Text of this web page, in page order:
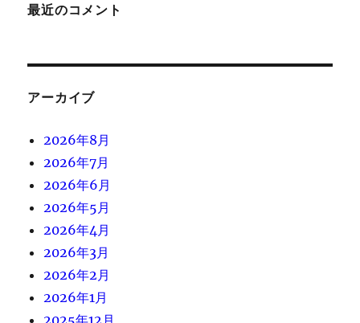
最近のコメント
アーカイブ
2026年8月
2026年7月
2026年6月
2026年5月
2026年4月
2026年3月
2026年2月
2026年1月